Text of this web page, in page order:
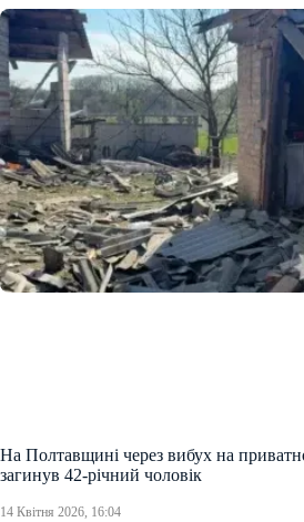
На Полтавщині через вибух на
загинув 42-річний чоловік
14 Квітня 2026, 16:04